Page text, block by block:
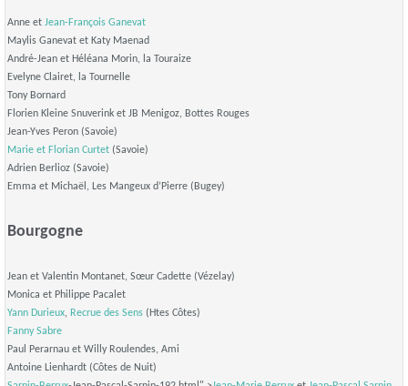
Anne et Jean-François Ganevat
Maylis Ganevat et Katy Maenad
André-Jean et Héléana Morin, la Touraize
Evelyne Clairet, la Tournelle
Tony Bornard
Florien Kleine Snuverink et JB Menigoz, Bottes Rouges
Jean-Yves Peron (Savoie)
Marie et Florian Curtet (Savoie)
Adrien Berlioz (Savoie)
Emma et Michaël, Les Mangeux d’Pierre (Bugey)
Bourgogne
Jean et Valentin Montanet, Sœur Cadette (Vézelay)
Monica et Philippe Pacalet
Yann Durieux, Recrue des Sens (Htes Côtes)
Fanny Sabre
Paul Perarnau et Willy Roulendes, Ami
Antoine Lienhardt (Côtes de Nuit)